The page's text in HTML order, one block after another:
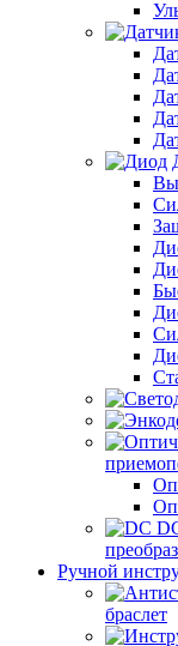
Ручной
браслет